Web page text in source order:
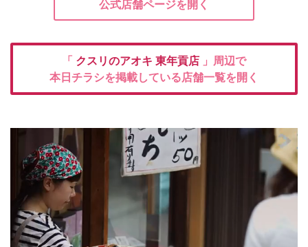
公式店舗ページを開く
「 クスリのアオキ 東年貢店 」周辺で
本日チラシを掲載している店舗一覧を開く